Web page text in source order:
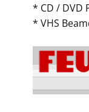
* CD / DVD
* VHS